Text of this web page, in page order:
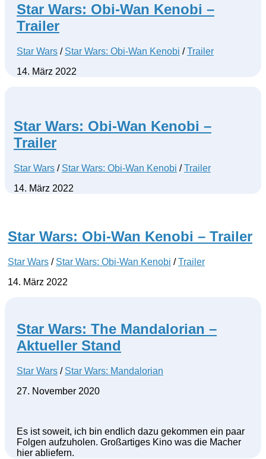
Star Wars: Obi-Wan Kenobi –
Trailer
Star Wars / Star Wars: Obi-Wan Kenobi /Trailer
14. März 2022
Star Wars: Obi-Wan Kenobi –
Trailer
Star Wars / Star Wars: Obi-Wan Kenobi /Trailer
14. März 2022
Star Wars: Obi-Wan Kenobi – Trailer
Star Wars / Star Wars: Obi-Wan Kenobi /Trailer
14. März 2022
Star Wars: The Mandalorian –
Aktueller Stand
Star Wars / Star Wars: Mandalorian
27. November 2020
Es ist soweit, ich bin endlich dazu gekommen ein paar
Folgen aufzuholen. Großartiges Kino was die Macher
hier abliefern.